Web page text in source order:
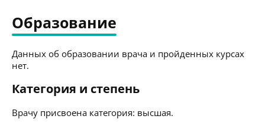
Образование
Данных об образовании врача и пройденных курсах
нет.
Категория и степень
Врачу присвоена категория: высшая.